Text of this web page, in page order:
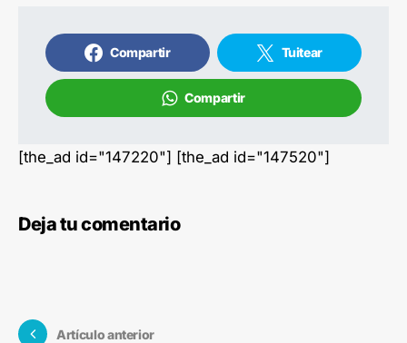
Compartir Tuitear
Compartir
[the_ad id="147220"] [the_ad id="147520"]
Deja tu comentario
Artículo anterior